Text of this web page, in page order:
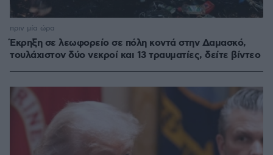
Έκρηξη σε λεωφορείο σε πόλη κοντά στην Δαμασκό,
τουλάχιστον δύο νεκροί και 13 τραυματίες, δείτε βίντεο
πριν μία ώρα